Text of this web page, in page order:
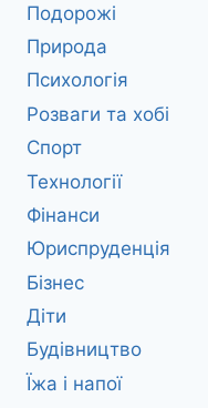
Подорожі
Природа
Психологія
Розваги та хобі
Спорт
Технології
Фінанси
Юриспруденція
Бізнес
Діти
Будівництво
Їжа і напої